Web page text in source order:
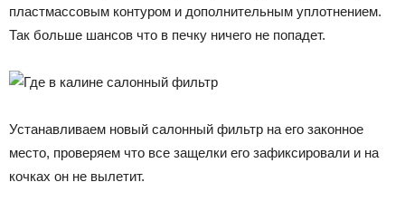
пластмассовым контуром и дополнительным уплотнением.
Так больше шансов что в печку ничего не попадет.
Устанавливаем новый салонный фильтр на его законное
место, проверяем что все защелки его зафиксировали и на
кочках он не вылетит.